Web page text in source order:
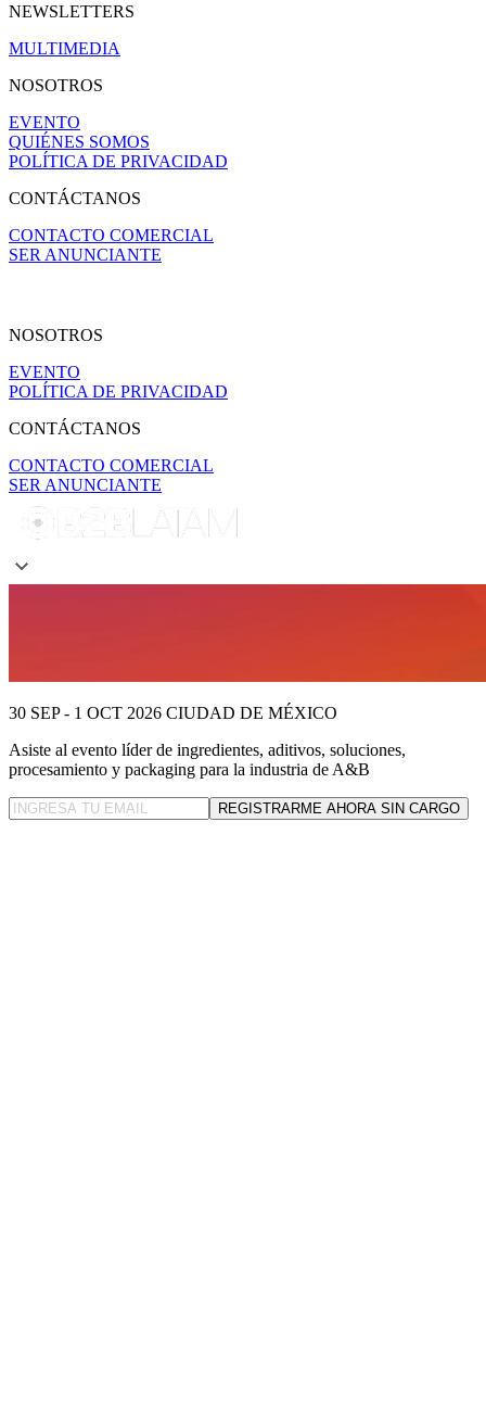
NEWSLETTERS
MULTIMEDIA
NOSOTROS
EVENTO
QUIÉNES SOMOS
POLÍTICA DE PRIVACIDAD
CONTÁCTANOS
CONTACTO COMERCIAL
SER ANUNCIANTE
NOSOTROS
EVENTO
POLÍTICA DE PRIVACIDAD
CONTÁCTANOS
CONTACTO COMERCIAL
SER ANUNCIANTE
30 SEP - 1 OCT 2026 CIUDAD DE MÉXICO
Asiste al evento líderde ingredientes, aditivos, soluciones,
procesamiento y packaging para la industria de A&B
REGISTRARME AHORA SIN CARGO